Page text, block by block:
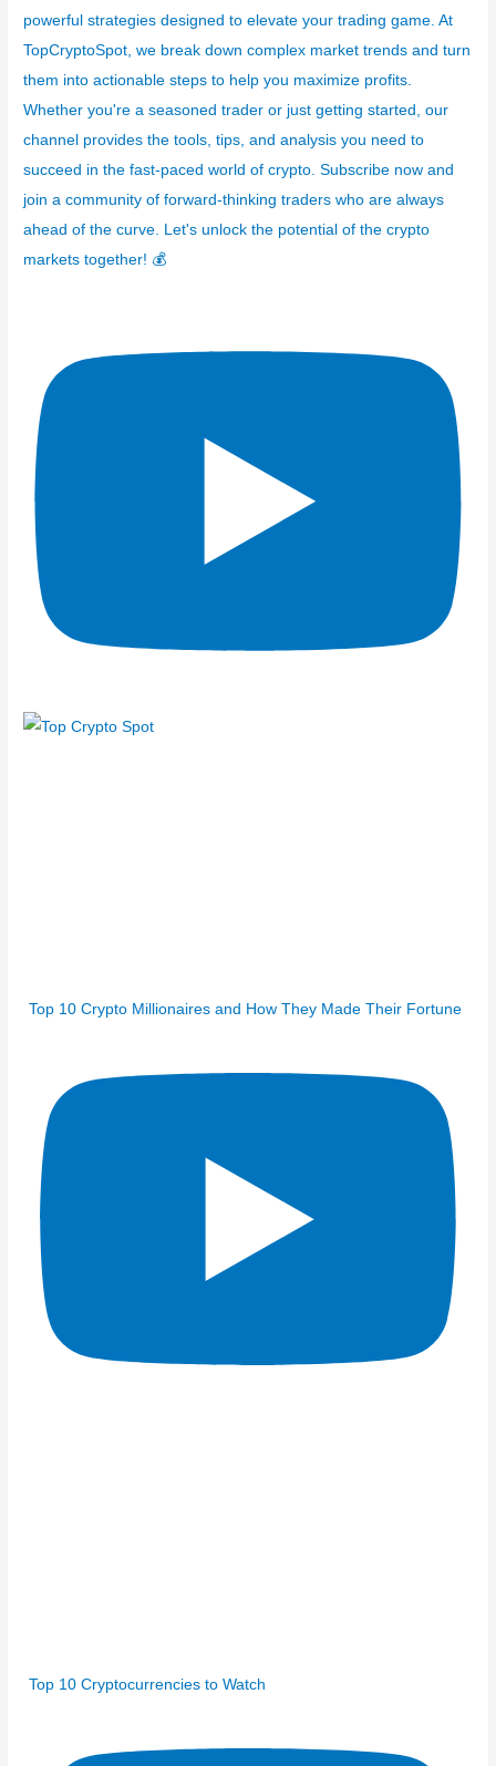
s
powerful strategies designed to elevate your trading game. At
TopCryptoSpot, we break down complex market trends and turn
them into actionable steps to help you maximize profits.
Whether you're a seasoned trader or just getting started, our
channel provides the tools, tips, and analysis you need to
succeed in the fast-paced world of crypto. Subscribe now and
join a community of forward-thinking traders who are always
ahead of the curve. Let's unlock the potential of the crypto
markets together! 💰
Top 10 Crypto Millionaires and How They Made Their Fortune
Top 10 Cryptocurrencies to Watch